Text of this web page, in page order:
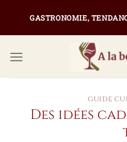
contenu
GASTRONOMIE,
GUIDE
Des idées